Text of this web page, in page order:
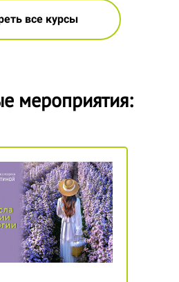
все курсы
мероприятия: